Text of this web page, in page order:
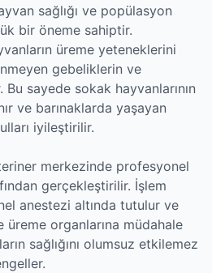
sağlığı ve popülasyon
bir öneme sahiptir.
üreme yeteneklerini
gebeliklerin ve
sayede sokak hayvanlarının
ve barınaklarda yaşayan
iyileştirilir.
merkezinde profesyonel
gerçekleştirilir. İşlem
anestezi altında tutulur ve
organlarına müdahale
sağlığını olumsuz etkilemez